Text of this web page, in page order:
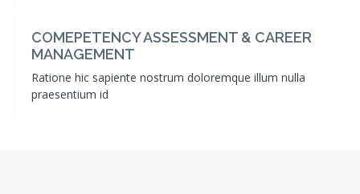
COMEPETENCY ASSESSMENT & CAREER
MANAGEMENT
Ratione hic sapiente nostrum doloremque illum nulla
praesentium id